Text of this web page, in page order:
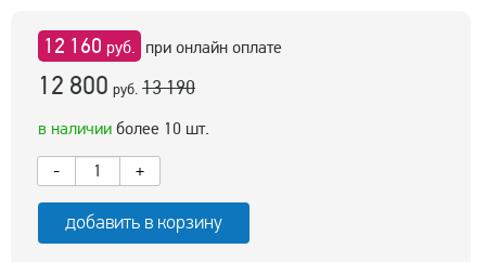
12 160 руб. при онлайн оплате
12 800 руб. 13 190
в наличии более 10 шт.
-
+
добавить в корзину